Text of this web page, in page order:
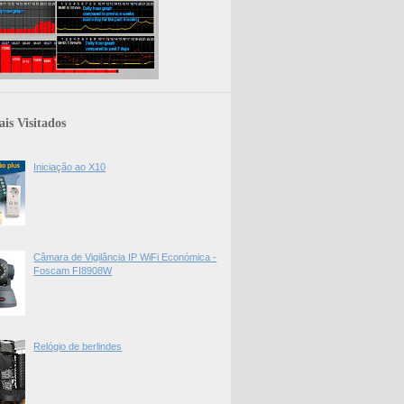
Visitados
Iniciação ao X10
Câmara de Vigilância IP WiFi Económica -
Foscam FI8908W
Relógio de berlindes